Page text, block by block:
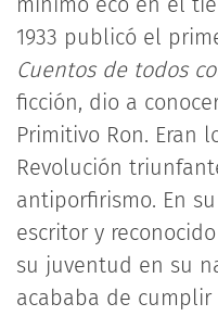
1933 publicó el
Cuentos de todos
ficción, dio a
Primitivo Ron. Eran
Revolución
antiporfirismo. En
escritor y
su juventud en su
acababa de cumplir